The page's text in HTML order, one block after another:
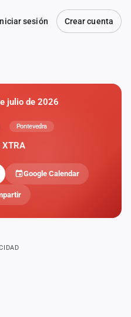
sesión Crear cuenta
julio de 2026
Pontevedra
Google Calendar